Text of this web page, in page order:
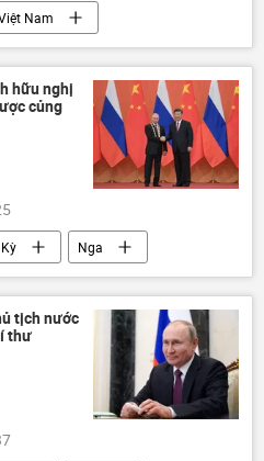
Nam
luật
hữu nghị
củng
Nga
quan hệ
tịch nước
thư